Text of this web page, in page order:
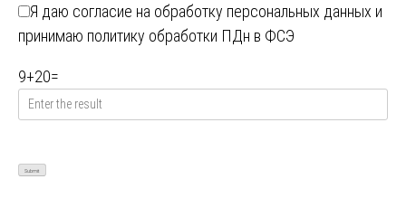
Я даю согласие на обработку персональных данных и
принимаю политику обработки ПДн в ФСЭ
9+20=